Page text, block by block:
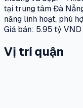
tại trung tâm Đà
năng linh hoạt, phù
Giá bán: 5.95 tỷ
Vị trí quận